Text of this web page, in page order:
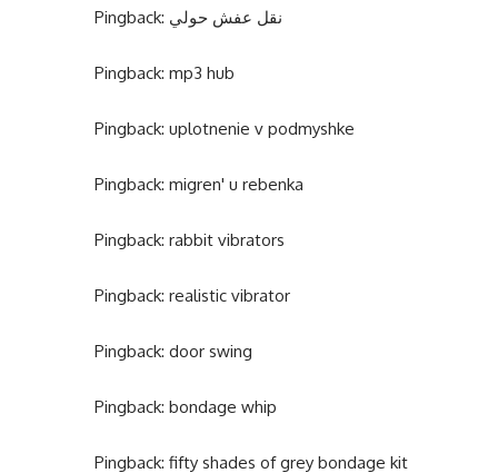
Pingback: نقل عفش حولي
Pingback: mp3 hub
Pingback: uplotnenie v podmyshke
Pingback: migren' u rebenka
Pingback: rabbit vibrators
Pingback: realistic vibrator
Pingback: door swing
Pingback: bondage whip
Pingback: fifty shades of grey bondage kit